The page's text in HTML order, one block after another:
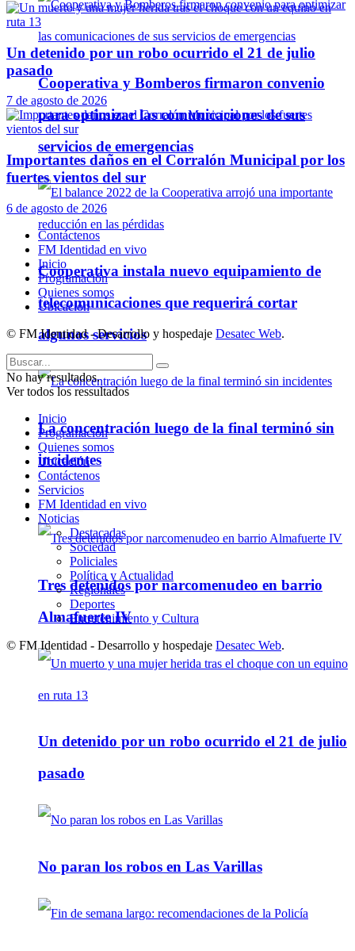
Cooperativa y Bomberos firmaron convenio
para optimizar las comunicaciones de sus
servicios de emergencias
Cooperativa instala nuevo equipamiento de
telecomunicaciones que requerirá cortar
algunos servicios
La concentración luego de la final terminó sin
incidentes
Policiales
Tres detenidos por narcomenudeo en barrio
Almafuerte IV
Un detenido por un robo ocurrido el 21 de julio
pasado
No paran los robos en Las Varillas
Un detenido por un robo ocurrido el 21 de julio
pasado
7 de agosto de 2026
Importantes daños en el Corralón Municipal por los
fuertes vientos del sur
6 de agosto de 2026
Contáctenos
FM Identidad en vivo
Inicio
Programación
Quienes somos
Ubicación
© FM Identidad - Desarrollo y hospedaje Desatec Web.
No hay resultados.
Ver todos los ressultados
Inicio
Programación
Quienes somos
Ubicación
Contáctenos
Servicios
FM Identidad en vivo
Noticias
Destacadas
Sociedad
Policiales
Política y Actualidad
Regionales
Deportes
Entretenimiento y Cultura
© FM Identidad - Desarrollo y hospedaje Desatec Web.